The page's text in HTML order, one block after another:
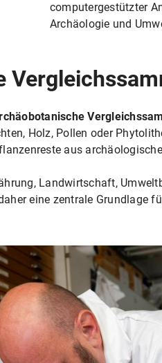
computergestützter
Archäologie und
Holz, Pollen oder
aus
Landwirtschaft,
eine zentrale Grundlage